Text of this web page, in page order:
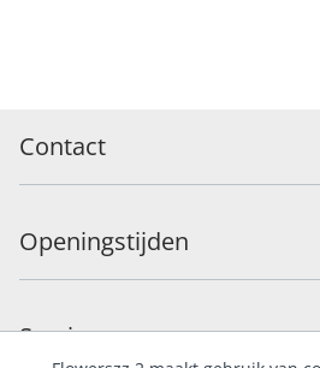
Contact
Openingstijden
Service